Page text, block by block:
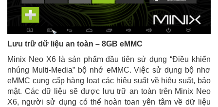
Lưu trữ dữ liệu an toàn – 8GB eMMC
Minix Neo X6 là sản phẩm đầu tiên sử dụng “Điều khiển
nhúng Multi-Media” bộ nhớ eMMC. Việc sử dụng bộ nhơ
eMMC cung cấp hàng loạt các hiệu suất về hiệu suất, bảo
mật. Các dữ liệu sẽ được lưu trữ an toàn trên Minix Neo
X6, người sử dụng có thể hoàn toan yên tâm về dữ liệu